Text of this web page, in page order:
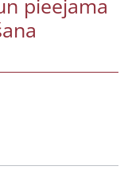
pieejama